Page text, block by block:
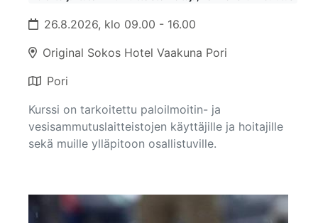
26.8.2026, klo 09.00 - 16.00
Original Sokos Hotel Vaakuna Pori
Pori
Kurssi on tarkoitettu paloilmoitin- ja
vesisammutuslaitteistojen käyttäjille ja hoitajille
sekä muille ylläpitoon osallistuville.